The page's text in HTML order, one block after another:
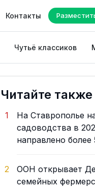
Контакты
Чутьё классиков
Читайте также
1
На Ставрополье
садоводства в
направлено
2
ООН открывает
семейных